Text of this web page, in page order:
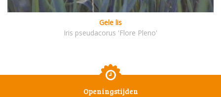
Gele lis
Iris pseudacorus 'Flore Pleno'
Openingstijden